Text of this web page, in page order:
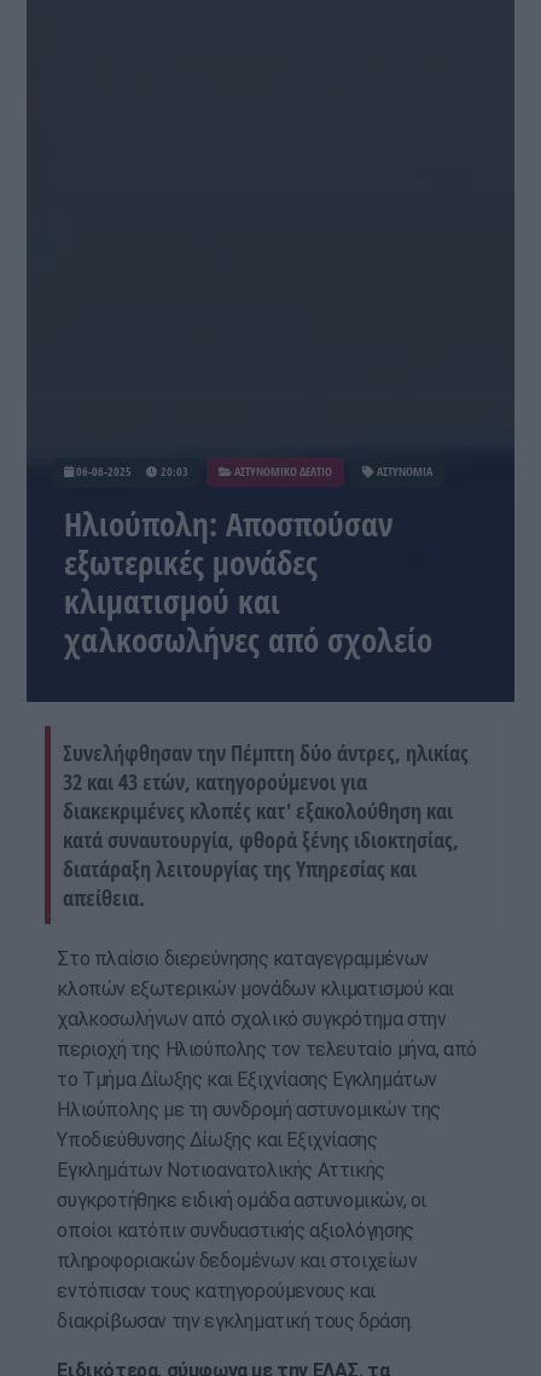
06-06-2025 20:03 ΑΣΤΥΝΟΜΙΚΟ ΔΕΛΤΙΟ ΑΣΤΥΝΟΜΙΑ
Ηλιούπολη: Αποσπούσαν
εξωτερικές μονάδες
κλιματισμού και
χαλκοσωλήνες από σχολείο
Συνελήφθησαν την Πέμπτη δύο άντρες, ηλικίας
32 και 43 ετών, κατηγορούμενοι για
διακεκριμένες κλοπές κατ' εξακολούθηση και
κατά συναυτουργία, φθορά ξένης ιδιοκτησίας,
διατάραξη λειτουργίας της Υπηρεσίας και
απείθεια.
Στο πλαίσιο διερεύνησης καταγεγραμμένων
κλοπών εξωτερικών μονάδων κλιματισμού και
χαλκοσωλήνων από σχολικό συγκρότημα στην
περιοχή της Ηλιούπολης τον τελευταίο μήνα, από
το Τμήμα Δίωξης και Εξιχνίασης Εγκλημάτων
Ηλιούπολης με τη συνδρομή αστυνομικών της
Υποδιεύθυνσης Δίωξης και Εξιχνίασης
Εγκλημάτων Νοτιοανατολικής Αττικής
συγκροτήθηκε ειδική ομάδα αστυνομικών, οι
οποίοι κατόπιν συνδυαστικής αξιολόγησης
πληροφοριακών δεδομένων και στοιχείων
εντόπισαν τους κατηγορούμενους και
διακρίβωσαν την εγκληματική τους δράση.
Ειδικότερα, σύμφωνα με την ΕΛΑΣ, τα